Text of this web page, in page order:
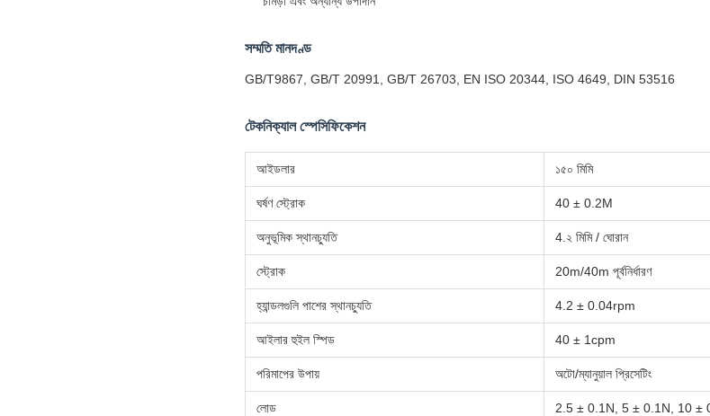
সম্মতি মানদণ্ড
GB/T9867, GB/T 20991, GB/T 26703, EN ISO 20344, ISO 4649, DIN 53516
টেকনিক্যাল স্পেসিফিকেশন
আইডলার ১৫০ মিমি
ঘর্ষণ স্ট্রোক 40 ± 0.2M
অনুভূমিক স্থানচ্যুতি 4.২ মিমি / ঘোরান
স্ট্রোক 20m/40m পূর্বনির্ধারণ
হ্যান্ডলগুলি পাশের স্থানচ্যুতি 4.2 ± 0.04rpm
আইলার হুইল স্পিড 40 ± 1cpm
পরিমাপের উপায় অটো/ম্যানুয়াল প্রিসেটিং
লোড 2.5 ± 0.1N, 5 ± 0.1N, 10 ±